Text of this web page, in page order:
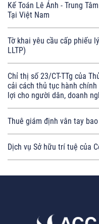
Kế Toán Lê Ánh - Trung
Tại Việt Nam
Tờ khai yêu cầu cấp phiếu
LLTP)
Chỉ thị số 23/CT-TTg của
cải cách thủ tục hành
lợi cho người dân, doanh
Thuê giám định vân tay
Dịch vụ Sở hữu trí tuệ của